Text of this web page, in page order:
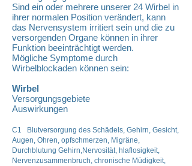
Sind ein oder mehrere unserer 24 Wirbel in
ihrer normalen Position verändert, kann
das Nervensystem irritiert sein und die zu
versorgenden Organe können in ihrer
Funktion beeinträchtigt werden.
Mögliche Symptome durch
Wirbelblockaden können sein:
Wirbel
Versorgungsgebiete
Auswirkungen
C1 Blutversorgung des Schädels, Gehirn, Gesicht,
Augen, Ohren, opfschmerzen, Migräne,
Durchblutung Gehirn,Nervosität, hlaflosigkeit,
Nervenzusammenbruch, chronische Müdigkeit,